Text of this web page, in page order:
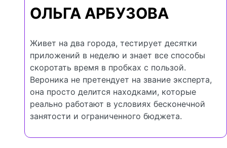
ОЛЬГА АРБУЗОВА
Живет на два города, тестирует десятки
приложений в неделю и знает все способы
скоротать время в пробках с пользой.
Вероника не претендует на звание эксперта,
она просто делится находками, которые
реально работают в условиях бесконечной
занятости и ограниченного бюджета.